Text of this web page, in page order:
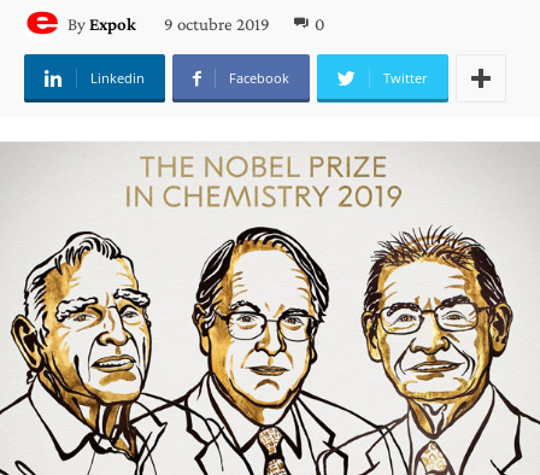
ByExpok 9 octubre 2019 0
Linkedin Facebook Twitter